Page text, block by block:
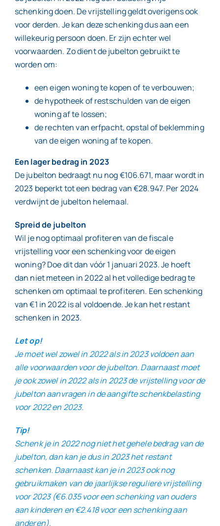
schenking doen. De vrijstelling geldt overigens ook
voor derden. Je kan deze schenking dus aan een
willekeurig persoon doen. Er zijn echter wel
voorwaarden. Zo dient de jubelton gebruikt te
worden om:
een eigen woning te kopen of te verbouwen;
de hypotheek of restschulden van de eigen
woning af te lossen;
de rechten van erfpacht, opstal of beklemming
van de eigen woning af te kopen.
Een lager bedrag in 2023
De jubelton bedraagt nu nog €106.671, maar wordt in
2023 beperkt tot een bedrag van €28.947. Per 2024
verdwijnt de jubelton helemaal.
Spreid de jubelton
Wil je nog optimaal profiteren van de fiscale
vrijstelling voor een schenking voor de eigen
woning? Doe dit dan vóór 1 januari 2023. Je hoeft
dan niet meteen in 2022 al het volledige bedrag te
schenken om optimaal te profiteren. Een schenking
van €1 in 2022 is al voldoende. Je kan het restant
schenken in 2023.
Let op!
Je moet wel zowel in 2022 als in 2023 voldoen aan
alle voorwaarden voor de jubelton. Daarnaast moet
je ook zowel in 2022 als in 2023 de vrijstelling voor de
jubelton aanvragen in de aangifte schenkbelasting
voor 2022 en 2023.
Tip!
Schenk je in 2022 nog niet het gehele bedrag van de
jubelton, dan kan je dus in 2023 het restant
schenken. Daarnaast kan je in 2023 ook nog
gebruikmaken van de jaarlijkse reguliere vrijstelling
voor 2023 (€6.035 voor een schenking van ouders
aan kinderen en €2.418 voor een schenking aan
anderen).